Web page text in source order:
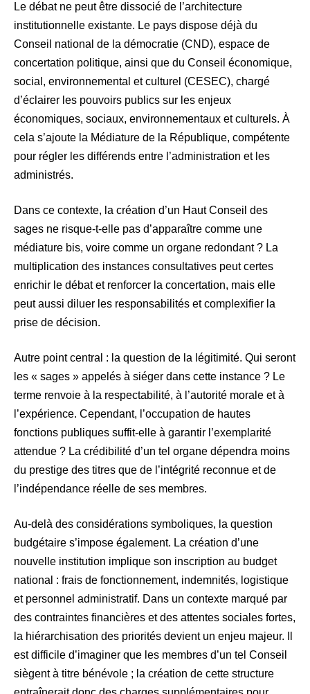
Le débat ne peut être dissocié de l’architecture
institutionnelle existante. Le pays dispose déjà du
Conseil national de la démocratie (CND), espace de
concertation politique, ainsi que du Conseil économique,
social, environnemental et culturel (CESEC), chargé
d’éclairer les pouvoirs publics sur les enjeux
économiques, sociaux, environnementaux et culturels. À
cela s’ajoute la Médiature de la République, compétente
pour régler les différends entre l’administration et les
administrés.
Dans ce contexte, la création d’un Haut Conseil des
sages ne risque-t-elle pas d’apparaître comme une
médiature bis, voire comme un organe redondant ? La
multiplication des instances consultatives peut certes
enrichir le débat et renforcer la concertation, mais elle
peut aussi diluer les responsabilités et complexifier la
prise de décision.
Autre point central : la question de la légitimité. Qui seront
les « sages » appelés à siéger dans cette instance ? Le
terme renvoie à la respectabilité, à l’autorité morale et à
l’expérience. Cependant, l’occupation de hautes
fonctions publiques suffit-elle à garantir l’exemplarité
attendue ? La crédibilité d’un tel organe dépendra moins
du prestige des titres que de l’intégrité reconnue et de
l’indépendance réelle de ses membres.
Au-delà des considérations symboliques, la question
budgétaire s’impose également. La création d’une
nouvelle institution implique son inscription au budget
national : frais de fonctionnement, indemnités, logistique
et personnel administratif. Dans un contexte marqué par
des contraintes financières et des attentes sociales fortes,
la hiérarchisation des priorités devient un enjeu majeur. Il
est difficile d’imaginer que les membres d’un tel Conseil
siègent à titre bénévole ; la création de cette structure